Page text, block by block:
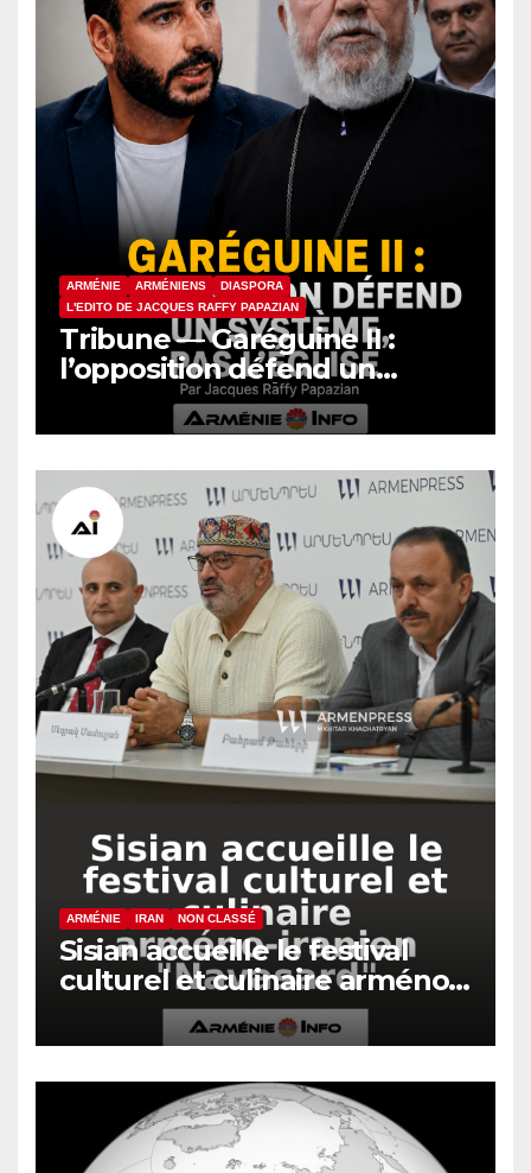
ARMÉNIE ARMÉNIENS
DIASPORA
L'EDITO DE JACQUES RAFFY PAPAZIAN
Tribune — Garéguine II :
l’opposition défend un
système, pas l’Église
ARMÉNIE IRAN NON CLASSÉ
Sisian accueille le festival
culturel et culinaire arméno-
iranien « Navasard »